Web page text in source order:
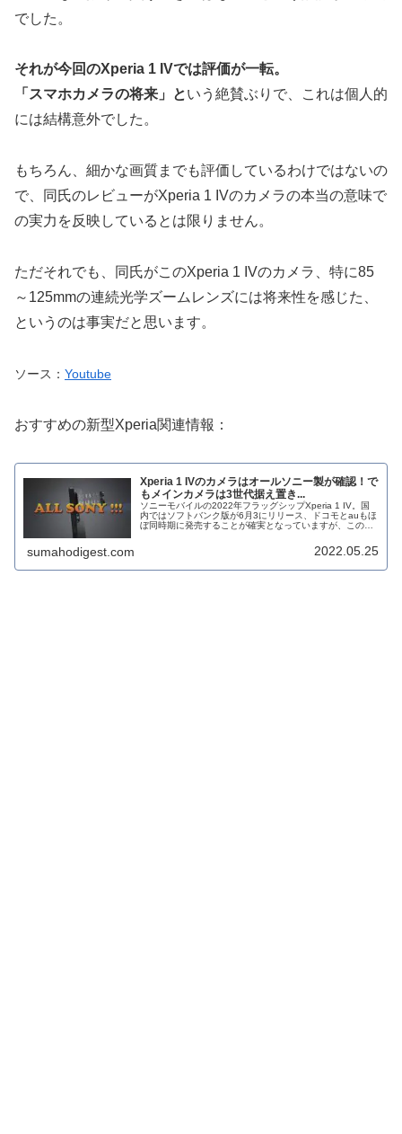
でした。
それが今回のXperia 1 IVでは評価が一転。
「スマホカメラの将来」という絶賛ぶりで、これは個人的
には結構意外でした。
もちろん、細かな画質までも評価しているわけではないの
で、同氏のレビューがXperia 1 IVのカメラの本当の意味で
の実力を反映しているとは限りません。
ただそれでも、同氏がこのXperia 1 IVのカメラ、特に85
～125mmの連続光学ズームレンズには将来性を感じた、
というのは事実だと思います。
ソース： Youtube
おすすめの新型Xperia関連情報：
Xperia 1 IVのカメラはオールソニー製が確認！で
もメインカメラは3世代据え置き...
ソニーモバイルの2022年フラッグシップXperia 1 IV。国
内ではソフトバンク版が6月3にリリース、ドコモとauもほ
ぼ同時期に発売することが確実となっていますが、この
sumahodigest.com 2022.05.25